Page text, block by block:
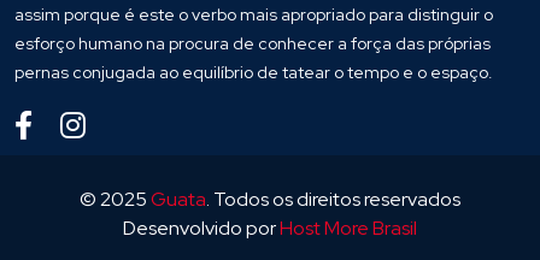
assim porque é este o verbo mais apropriado para distinguir o
esforço humano na procura de conhecer a força das próprias
pernas conjugada ao equilíbrio de tatear o tempo e o espaço.
© 2025Guata. Todos os direitos reservados
Desenvolvido porHost More Brasil